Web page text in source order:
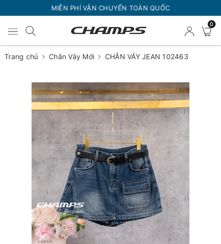
MIỄN PHÍ VẬN CHUYỂN TOÀN QUỐC
0
Trang chủ Chân Váy Mới CHÂN VÁY JEAN 102463